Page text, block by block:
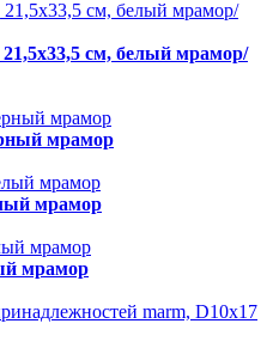
см, белый мрамор/
мрамор
мрамор
мрамор